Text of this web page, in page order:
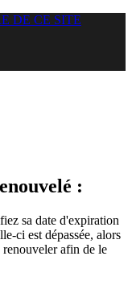
DE CE SITE
:
sa date d'expiration
ci est dépassée, alors
afin de le